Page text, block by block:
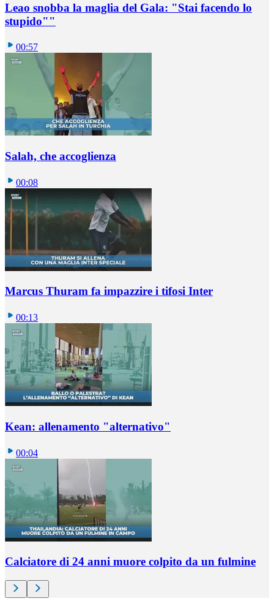
Leao snobba la maglia del Gala: "Stai facendo lo
stupido""
00:57
Salah, che accoglienza
00:08
Marcus Thuram fa impazzire i tifosi Inter
00:13
Kean: allenamento "alternativo"
00:04
Calciatore di 24 anni muore colpito da un fulmine